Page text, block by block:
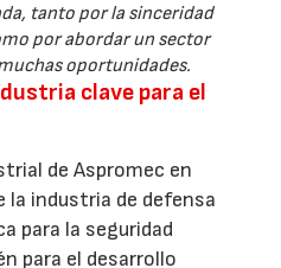
tanto por la sinceridad
por abordar un sector
oportunidades.
clave para el
de Aspromec en
la industria de defensa
para la seguridad
para el desarrollo